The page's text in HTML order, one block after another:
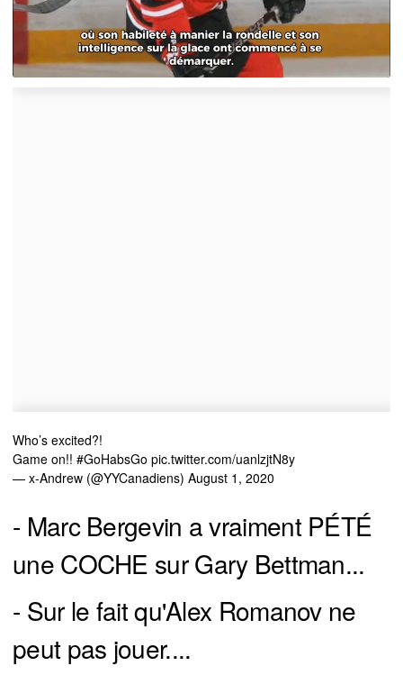
Who’s excited?!
Game on!! #GoHabsGo pic.twitter.com/uanlzjtN8y
— x-Andrew (@YYCanadiens) August 1, 2020
- Marc Bergevin a vraiment PÉTÉ
une COCHE sur Gary Bettman...
- Sur le fait qu'Alex Romanov ne
peut pas jouer....